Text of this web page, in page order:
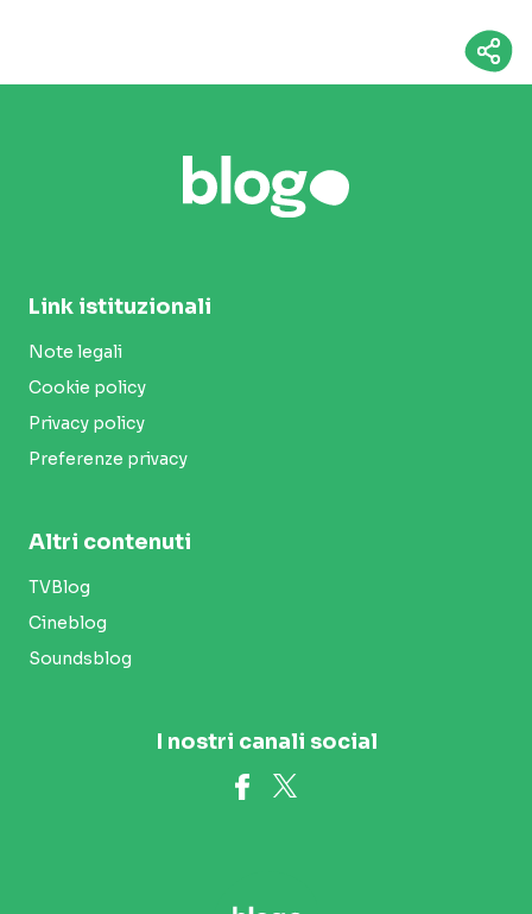
Link istituzionali
Note legali
Cookie policy
Privacy policy
Preferenze privacy
Altri contenuti
TVBlog
Cineblog
Soundsblog
I nostri canali social